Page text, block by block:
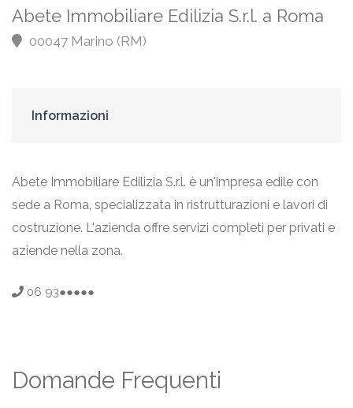
Abete Immobiliare Edilizia S.r.l. a Roma
00047 Marino (RM)
Informazioni
Abete Immobiliare Edilizia S.r.l. è un'impresa edile con
sede a Roma, specializzata in ristrutturazioni e lavori di
costruzione. L'azienda offre servizi completi per privati e
aziende nella zona.
06 93●●●●●
Domande Frequenti